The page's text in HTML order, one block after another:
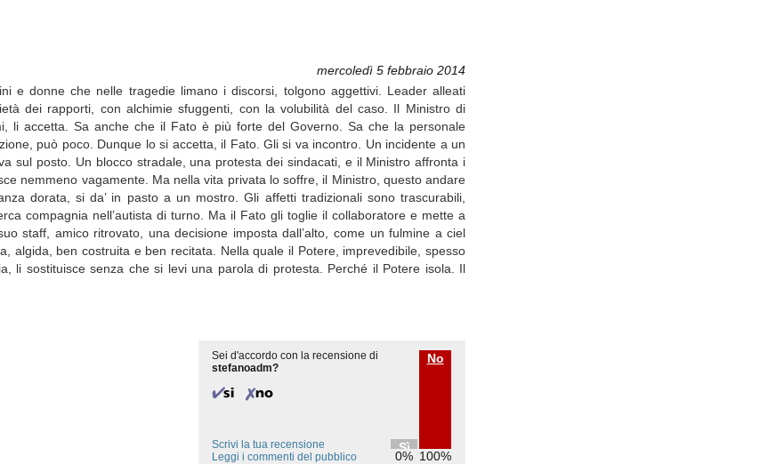
mercoledì 5 febbraio 2014
e donne che nelle tragedie limano i discorsi, tolgono aggettivi. Leader alleati
dei rapporti, con alchimie sfuggenti, con la volubilità del caso. Il Ministro di
li accetta. Sa anche che il Fato è più forte del Governo. Sa che la personale
può poco. Dunque lo si accetta, il Fato. Gli si va incontro. Un incidente a un
sul posto. Un blocco stradale, una protesta dei sindacati, e il Ministro affronta i
nemmeno vagamente. Ma nella vita privata lo soffre, il Ministro, questo andare
dorata, si da’ in pasto a un mostro. Gli affetti tradizionali sono trascurabili,
compagnia nell’autista di turno. Ma il Fato gli toglie il collaboratore e mette a
staff, amico ritrovato, una decisione imposta dall’alto, come un fulmine a ciel
algida, ben costruita e ben recitata. Nella quale il Potere, imprevedibile, spesso
li sostituisce senza che si levi una parola di protesta. Perché il Potere isola. Il
Sei d'accordo con la recensione di
stefanoadm?
Sì
0%
No
100%
Scrivi la tua recensione
Leggi i commenti del pubblico